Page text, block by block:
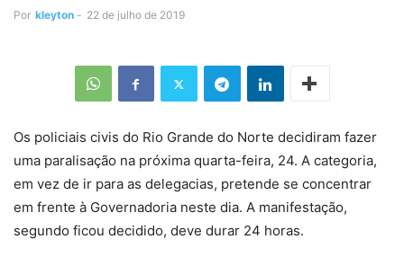
Por kleyton - 22 de julho de 2019
Os policiais civis do Rio Grande do Norte decidiram fazer
uma paralisação na próxima quarta-feira, 24. A categoria,
em vez de ir para as delegacias, pretende se concentrar
em frente à Governadoria neste dia. A manifestação,
segundo ficou decidido, deve durar 24 horas.